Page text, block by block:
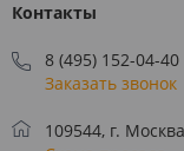
Контакты
8 (495) 152-04-40
Заказать звонок
109544, г.